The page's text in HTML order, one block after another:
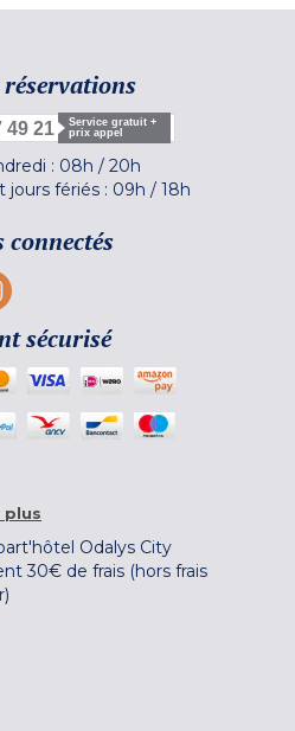
49 21
Service gratuit +
prix appel
: 08h / 20h
jours fériés : 09h / 18h
connectés
sécurisé
plus
Odalys City
30€ de frais (hors frais